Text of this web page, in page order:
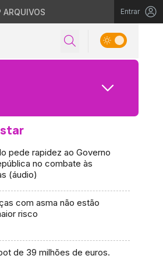
ARQUIVOS Entrar
pede rapidez ao Governo
no combate às
(áudio)
com asma não estão
risco
de 39 milhões de euros.